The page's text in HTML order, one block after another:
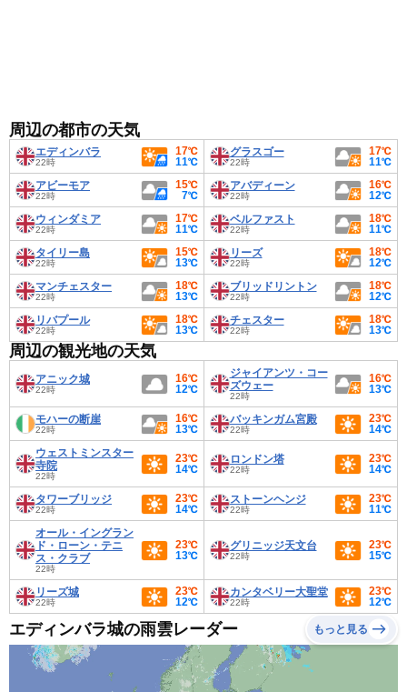
周辺の都市の天気
エディンバラ
22時
17℃
11℃
グラスゴー
22時
17℃
11℃
アビーモア
22時
15℃
7℃
アバディーン
22時
16℃
12℃
ウィンダミア
22時
17℃
11℃
ベルファスト
22時
18℃
11℃
タイリー島
22時
15℃
13℃
リーズ
22時
18℃
12℃
マンチェスター
22時
18℃
13℃
ブリッドリントン
22時
18℃
12℃
リバプール
22時
18℃
13℃
チェスター
22時
18℃
13℃
周辺の観光地の天気
アニック城
22時
16℃
12℃
ジャイアンツ・コー
ズウェー
22時
16℃
13℃
モハーの断崖
22時
16℃
13℃
バッキンガム宮殿
22時
23℃
14℃
ウェストミンスター
寺院
22時
23℃
14℃
ロンドン塔
22時
23℃
14℃
タワーブリッジ
22時
23℃
14℃
ストーンヘンジ
22時
23℃
11℃
オール・イングラン
ド・ローン・テニ
ス・クラブ
22時
23℃
13℃
グリニッジ天文台
22時
23℃
15℃
リーズ城
22時
23℃
12℃
カンタベリー大聖堂
22時
23℃
12℃
エディンバラ城の雨雲レーダー もっと見る